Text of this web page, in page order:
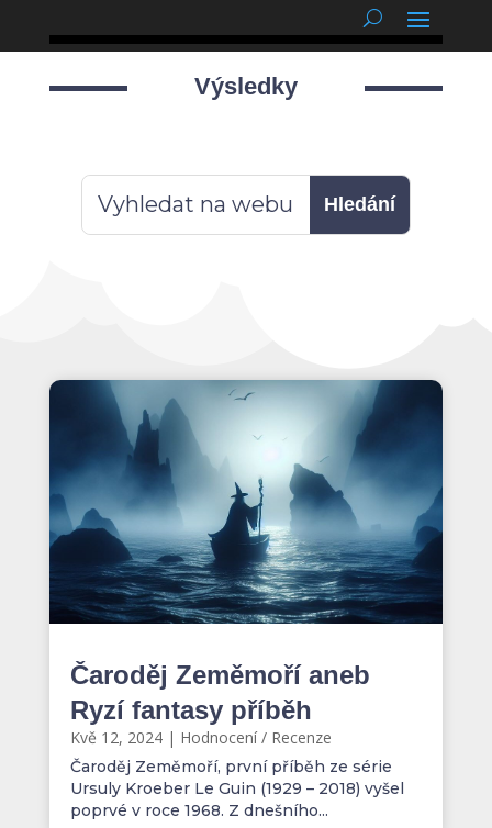
Výsledky
Čaroděj Zeměmoří aneb
Ryzí fantasy příběh
Kvě 12, 2024| Hodnocení / Recenze
Čaroděj Zeměmoří, první příběh ze série
Ursuly Kroeber Le Guin (1929 – 2018) vyšel
poprvé v roce 1968. Z dnešního...